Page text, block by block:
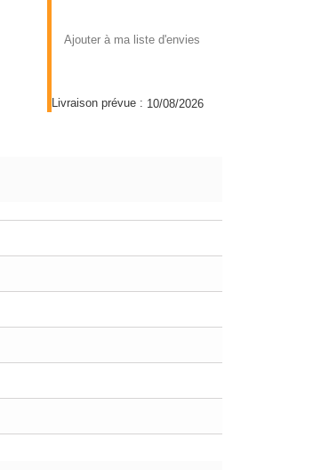
Ajouter à ma liste d'envies
Livraison prévue : 10/08/2026